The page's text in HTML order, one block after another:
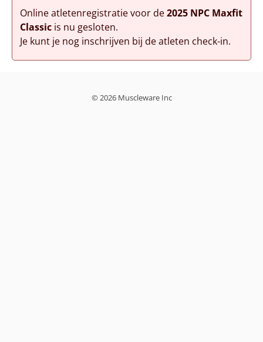
Online atletenregistratie voor de2025 NPC Maxfit
Classicis nu gesloten.
Je kunt je nog inschrijven bij de atleten check-in.
© 2026 Muscleware Inc